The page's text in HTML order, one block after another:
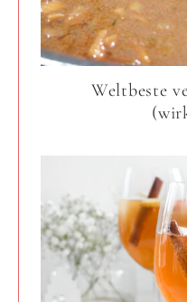
Weltbeste